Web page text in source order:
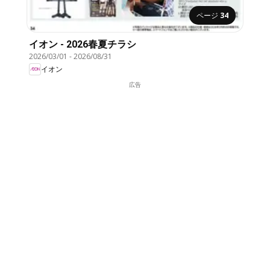
ページ 34
イオン - 2026春夏チラシ
2026/03/01 -2026/08/31
イオン
広告